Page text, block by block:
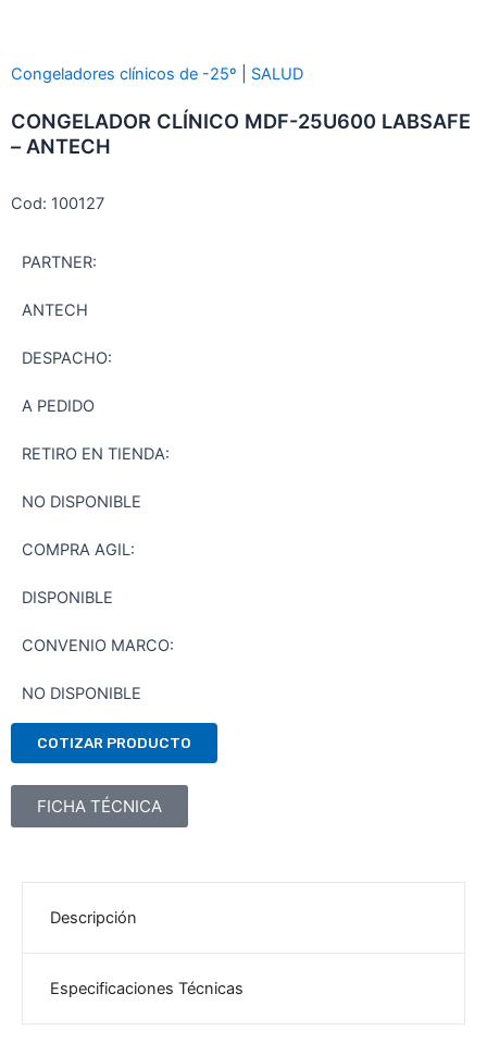
Congeladores clínicos de -25º SALUD
CONGELADOR CLÍNICO MDF-25U600 LABSAFE
– ANTECH
Cod: 100127
PARTNER:
ANTECH
DESPACHO:
A PEDIDO
RETIRO EN TIENDA:
NO DISPONIBLE
COMPRA AGIL:
DISPONIBLE
CONVENIO MARCO:
NO DISPONIBLE
COTIZAR PRODUCTO
FICHA TÉCNICA
Descripción
Especificaciones Técnicas